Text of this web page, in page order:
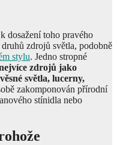
dosažení toho pravého
zdrojů světla, podobně
stylu. Jedno stropné
zdrojů jako
světla, lucerny,
zakomponován přírodní
stínidla nebo